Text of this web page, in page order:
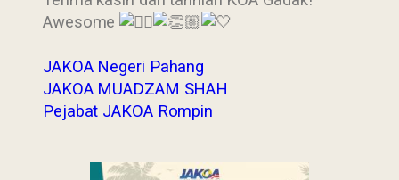
Awesome
JAKOA Negeri Pahang
JAKOA MUADZAM SHAH
Pejabat JAKOA Rompin